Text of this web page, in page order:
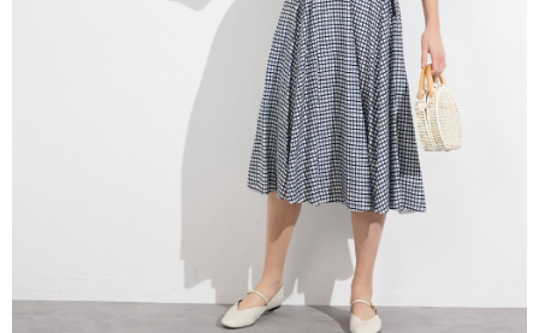
３．未成年的使用者請事先徵得法定代理人或監護人之同意方可使用
「AFTEE先享後付」，若未經同意申辦者引起之損失，本公司不負相關責
４．使用「AFTEE先享後付」時，將依據個別帳號之用戶狀況，依本公司即
時審查核予不同之上限額度；若仍有額度不足之情形，本公司將視審查結果
５．嚴禁一人註冊多個帳號或使用他人資訊註冊。若發現惡意使用之情形，
恩沛科技股份有限公司將有權停止該用戶之使用額度並採取法律行動。